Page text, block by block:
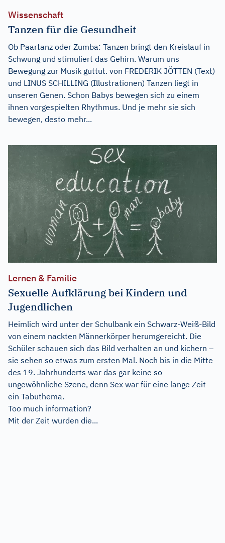
Wissenschaft
Tanzen für die Gesundheit
Ob Paartanz oder Zumba: Tanzen bringt den Kreislauf in
Schwung und stimuliert das Gehirn. Warum uns
Bewegung zur Musik guttut. von FREDERIK JÖTTEN (Text)
und LINUS SCHILLING (Illustrationen) Tanzen liegt in
unseren Genen. Schon Babys bewegen sich zu einem
ihnen vorgespielten Rhythmus. Und je mehr sie sich
bewegen, desto mehr...
Lernen & Familie
Sexuelle Aufklärung bei Kindern und
Jugendlichen
Heimlich wird unter der Schulbank ein Schwarz-Weiß-Bild
von einem nackten Männerkörper herumgereicht. Die
Schüler schauen sich das Bild verhalten an und kichern –
sie sehen so etwas zum ersten Mal. Noch bis in die Mitte
des 19. Jahrhunderts war das gar keine so
ungewöhnliche Szene, denn Sex war für eine lange Zeit
ein Tabuthema.
Too much information?
Mit der Zeit wurden die...